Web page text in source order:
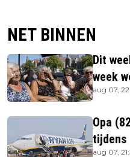
NET BINNEN
Dit
week
aug 07,
Opa
tijdens
aug 07,